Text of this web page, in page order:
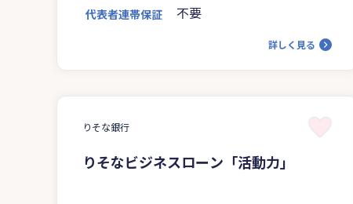
代表者連帯保証 不要
詳しく見る
りそな銀行
りそなビジネスローン「活動力」